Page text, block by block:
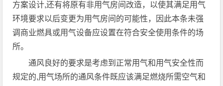
方案设计,还有将原有非用气房间改造，以使其满足用气
环境要求以后变更为用气房间的可能性，因此本条未强
调商业燃具或用气设备应设置在符合安全使用条件的场
所。
通风良好的要求是考虑到正常用气和用气安全性而
规定的,用气场所的通风条件既应该满足燃烧所需空气和